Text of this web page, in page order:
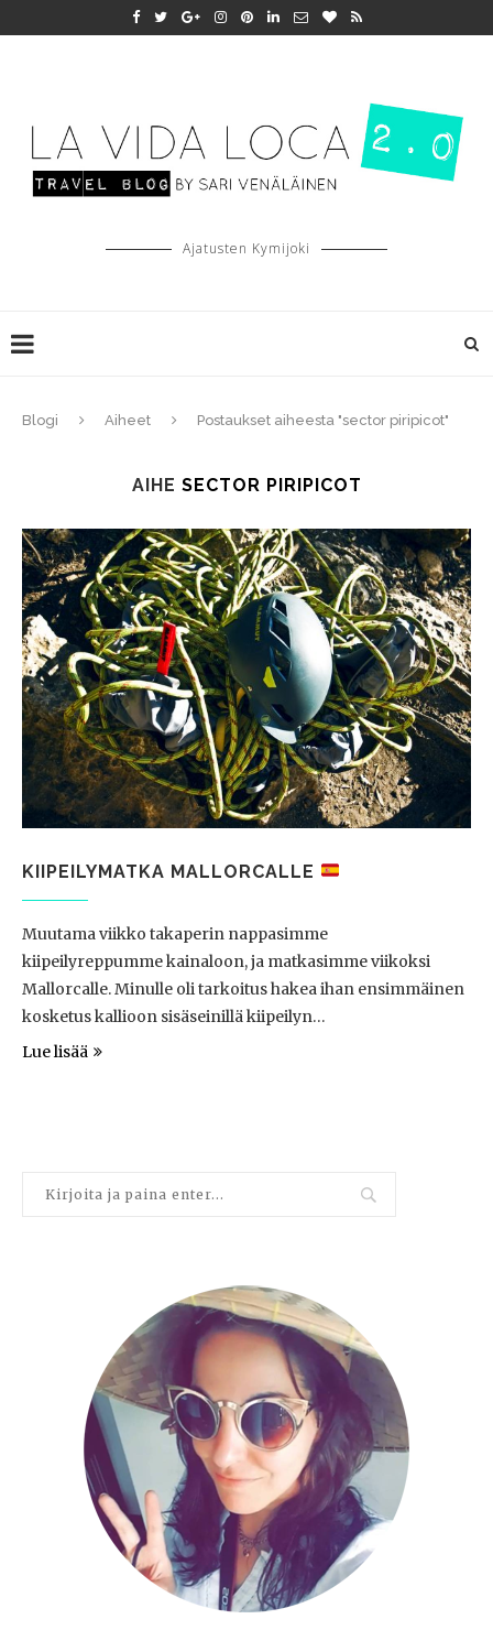
Ajatusten Kymijoki
Blogi Aiheet Postaukset aiheesta "sector piripicot"
AIHE SECTOR PIRIPICOT
KIIPEILYMATKA MALLORCALLE
Muutama viikko takaperin nappasimme
kiipeilyreppumme kainaloon, ja matkasimme viikoksi
Mallorcalle. Minulle oli tarkoitus hakea ihan ensimmäinen
kosketus kallioon sisäseinillä kiipeilyn…
Lue lisää